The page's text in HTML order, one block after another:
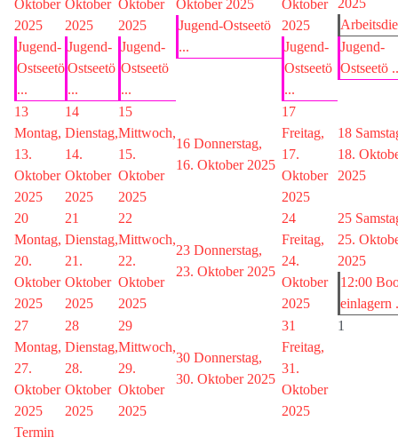
Oktober
2025
Jugend-
Ostseetö
...
Oktober
2025
Jugend-
Ostseetö
...
Oktober
2025
Jugend-
Ostseetö
...
Oktober 2025
Jugend-Ostseetö
...
Oktober
2025
Jugend-
Ostseetö
...
2025
Jugend-
Ostseetö
13
Montag,
13.
Oktober
2025
14
Dienstag,
14.
Oktober
2025
15
Mittwoch,
15.
Oktober
2025
16 Donnerstag,
16. Oktober 2025
17
Freitag,
17.
Oktober
2025
18
18.
2025
20
Montag,
20.
Oktober
2025
21
Dienstag,
21.
Oktober
2025
22
Mittwoch,
22.
Oktober
2025
23 Donnerstag,
23. Oktober 2025
24
Freitag,
24.
Oktober
2025
25
25.
2025
12:00
einlagern
27
Montag,
27.
Oktober
2025
28
Dienstag,
28.
Oktober
2025
29
Mittwoch,
29.
Oktober
2025
30 Donnerstag,
30. Oktober 2025
31
Freitag,
31.
Oktober
2025
1
Termin